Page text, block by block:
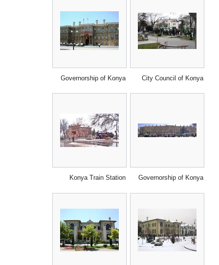
City Council of Konya
Governorship of Konya
Governorship of Konya
Konya Train Station